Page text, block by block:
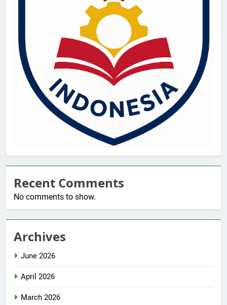
Recent Comments
No comments to show.
Archives
June 2026
April 2026
March 2026